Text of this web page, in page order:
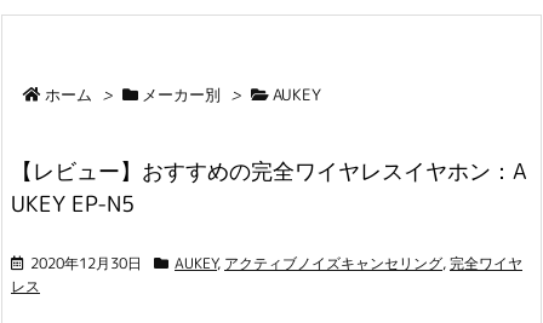
ホーム > メーカー別 > AUKEY
【レビュー】おすすめの完全ワイヤレスイヤホン：A
UKEY EP-N5
2020年12月30日 AUKEY, アクティブノイズキャンセリング,完全ワイヤ
レス